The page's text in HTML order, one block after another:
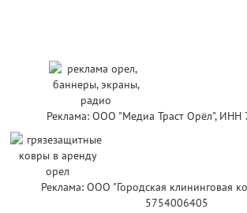
Реклама: ООО "Медиа Траст Орёл", ИНН
Реклама: ООО "Городская клининговая
5754006405